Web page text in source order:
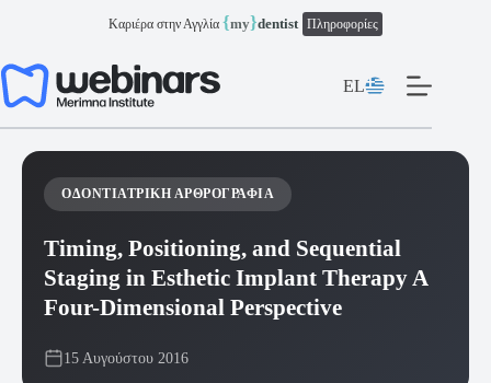
Καριέρα στην Αγγλία {my}dentist Πληροφορίες
EL
ΟΔΟΝΤΙΑΤΡΙΚΉ ΑΡΘΡΟΓΡΑΦΊΑ
Timing, Positioning, and Sequential
Staging in Esthetic Implant Therapy A
Four-Dimensional Perspective
15 Αυγούστου 2016